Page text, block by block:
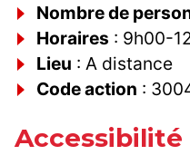
Nombre de
Horaires : 9h00-
Lieu : A distance
Code action :
Accessibilité